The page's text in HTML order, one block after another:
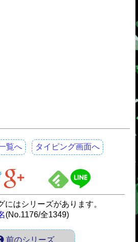
覧へ タイピング画面へ
にはシリーズがあります。
(No.1176/全1349)
前のシリーズ